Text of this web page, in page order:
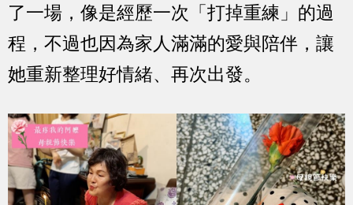
了一場，像是經歷一次「打掉重練」的過
程，不過也因為家人滿滿的愛與陪伴，讓
她重新整理好情緒、再次出發。